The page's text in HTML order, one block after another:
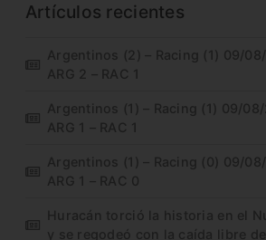
Artículos recientes
Argentinos (2) – Racing (1) 09/
ARG 2 – RAC 1
Argentinos (1) – Racing (1) 09/08/
ARG 1 – RAC 1
Argentinos (1) – Racing (0) 09/
ARG 1 – RAC 0
Huracán torció la historia en el
y se regodeó con la caída libre